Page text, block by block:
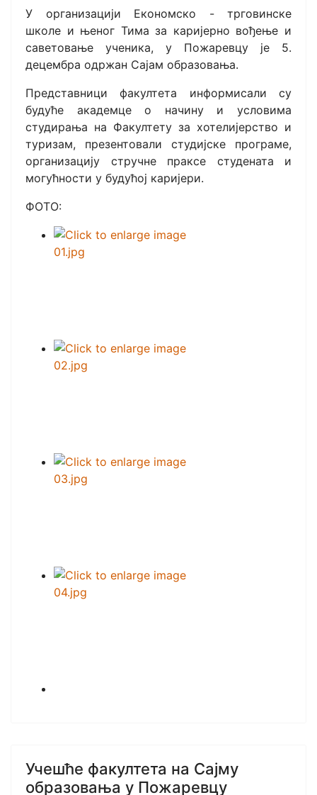
У организацији Економско - трговинске
школе и њеног Тима за каријерно вођење и
саветовање ученика, у Пожаревцу је 5.
децембра одржан Сајам образовања.
Представници факултета информисали су
будуће академце о начину и условима
студирања на Факултету за хотелијерство и
туризам, презентовали студијске програме,
организацију стручне праксе студената и
могућности у будућој каријери.
ФОТО:
Учешће факултета на Сајму
образовања у Пожаревцу